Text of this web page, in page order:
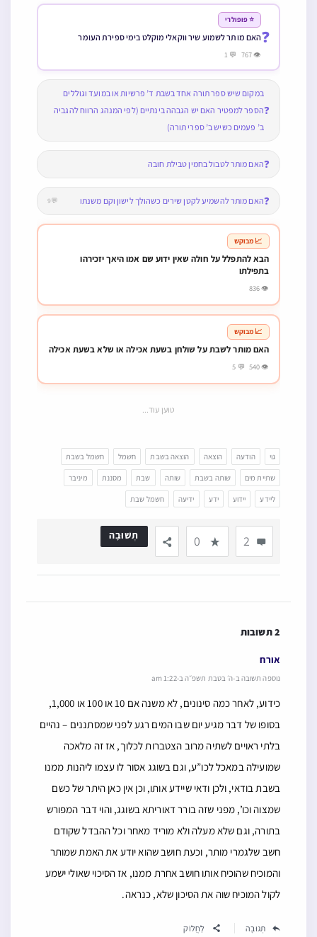
❓
⭐ פופולרי
האם מותר לשמוע שיר ווקאלי מוקלט בימי ספירת העומר
👁 767 💬 1
❓
במקום שיש ספר תורה אחד בשבת ד’ פרשיות או במועד וגוללים
הספר למפטיר האם יש הגבהה בינתיים (לפי המנהג הרווח להגביה
ב’ פעמים כשיש ב’ ספרי תורה)
❓האם מותר לטבול בחמין טבילת חובה
❓האם מותר להשמיע לקטן שירים כשהולך לישון וקם משנתו 💬9
📈 מבוקש
הבא להתפלל על חולה שאין ידוע שם אמו היאך יזכירהו
בתפילתו
👁 836
📈 מבוקש
האם מותר לשבת על שולחן בשעת אכילה או שלא בשעת אכילה
👁 540 💬 5
טוען עוד...
גוי הודעה הוצאה הוצאה בשבת חשמל חשמל בשבת
חשמל שבת ידיעה ידע יידוע ליידע
מיניבר מסננת שבת שותה שותה בשבת שתיית מים
2
0 תְשׁוּבָה
2 תשובות
אורח
נוספה תשובה ב-ה׳ בטבת תשפ״ה ב-1:22 am
כידוע, לאחר כמה סינונים, לא משנה אם 10 או 100 או 1,000,
בסופו של דבר מגיע יום שבו המים רגע לפני שמסתננים – נהיים
בלתי ראויים לשתיה מרוב הצטברות לכלוך, אז זה מלאכה
שמועילה במאכל לכו”ע, וגם בשוגג אסור לו עצמו ליהנות ממנו
בשבת בודאי, ולכן ודאי שיידע אותו, וכן אין כאן היתר של כשם
שמצוה וכו’, מפני שזה בורר דאוריתא בשוגג, והוי דבר המפורש
בתורה, וגם שלא מעלה ולא מוריד מאחר וכל ההבדל שקודם
חשב שלגמרי מותר, וכעת חושב שהוא יודע את האמת שמותר
והמוכיח שהוכיח אותו חושב אחרת ממנו, אז הסיכוי שאולי ישמע
לקול המוכיח שוה את הסיכון שלא, כנראה.
תְגוּבָה לַחֲלוֹק